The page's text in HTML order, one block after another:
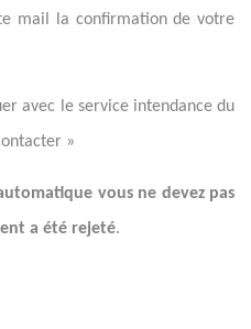
mail la confirmation de votre
avec le service intendance du
»
vous ne devez pas
a été rejeté.